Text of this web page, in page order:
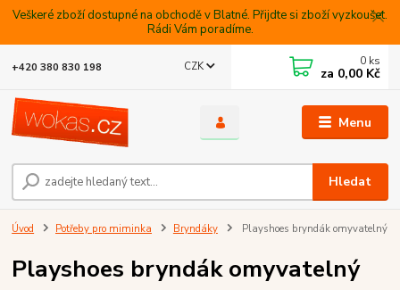
Veškeré zboží dostupné na obchodě v Blatné. Přijdte si zboží vyzkoušet.
Rádi Vám poradíme.
Menu
CZK
Hledat
+420 380 830 198 0 ks
za 0,00 Kč
Úvod Potřeby pro miminka Bryndáky Playshoes bryndák omyvatelný
Playshoes bryndák omyvatelný